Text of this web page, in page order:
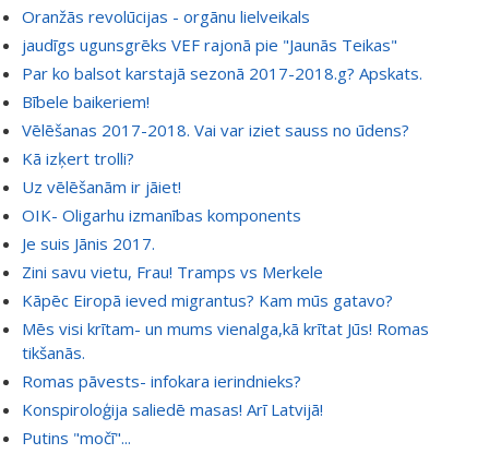
Oranžās revolūcijas - orgānu lielveikals
jaudīgs ugunsgrēks VEF rajonā pie "Jaunās Teikas"
Par ko balsot karstajā sezonā 2017-2018.g? Apskats.
Bībele baikeriem!
Vēlēšanas 2017-2018. Vai var iziet sauss no ūdens?
Kā izķert trolli?
Uz vēlēšanām ir jāiet!
OIK- Oligarhu izmanības komponents
Je suis Jānis 2017.
Zini savu vietu, Frau! Tramps vs Merkele
Kāpēc Eiropā ieved migrantus? Kam mūs gatavo?
Mēs visi krītam- un mums vienalga,kā krītat Jūs! Romas
tikšanās.
Romas pāvests- infokara ierindnieks?
Konspiroloģija saliedē masas! Arī Latvijā!
Putins "močī"...